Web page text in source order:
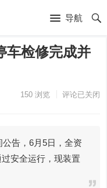
导航
车检修完成并
150浏览 评论已关闭
告，6月5日，全资
安全运行，现装置